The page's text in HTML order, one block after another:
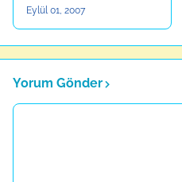
Eylül 01, 2007
Yorum Gönder